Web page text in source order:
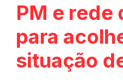
PM e rede
para
situação